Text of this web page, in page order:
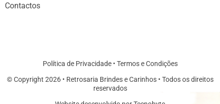
Contactos
Política de Privacidade• Termos e Condições
© Copyright 2026 • Retrosaria Brindes e Carinhos • Todos os direitos
reservados